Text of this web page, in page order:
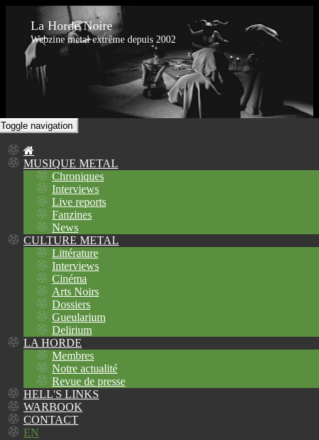
La Horde Noire
Webzine metal extrême depuis 2002
Toggle navigation
MUSIQUE METAL
Chroniques
Interviews
Live reports
Fanzines
News
CULTURE METAL
Littérature
Interviews
Cinéma
Arts Noirs
Dossiers
Gueularium
Delirium
LA HORDE
Membres
Notre actualité
Revue de presse
HELL'S LINKS
WARBOOK
CONTACT
EN